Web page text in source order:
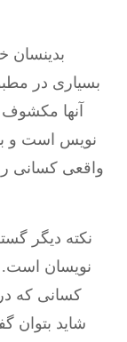
بدینسان
بسیاری در
آنها
نویس است و
واقعی کسانی
نکته دیگر
نویسان است.
کسانی که
شاید بتوان